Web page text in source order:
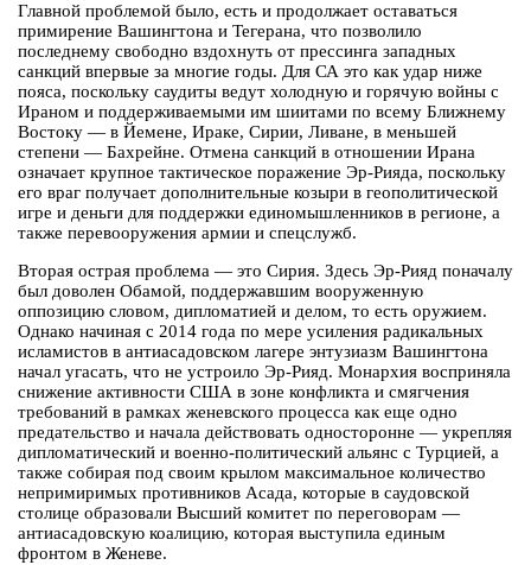
Главной проблемой было, есть и продолжает оставаться
примирение Вашингтона и Тегерана, что позволило
последнему свободно вздохнуть от прессинга западных
санкций впервые за многие годы. Для СА это как удар ниже
пояса, поскольку саудиты ведут холодную и горячую войны с
Ираном и поддерживаемыми им шиитами по всему Ближнему
Востоку — в Йемене, Ираке, Сирии, Ливане, в меньшей
степени — Бахрейне. Отмена санкций в отношении Ирана
означает крупное тактическое поражение Эр-Рияда, поскольку
его враг получает дополнительные козыри в геополитической
игре и деньги для поддержки единомышленников в регионе, а
также перевооружения армии и спецслужб.
Вторая острая проблема — это Сирия. Здесь Эр-Рияд поначалу
был доволен Обамой, поддержавшим вооруженную
оппозицию словом, дипломатией и делом, то есть оружием.
Однако начиная с 2014 года по мере усиления радикальных
исламистов в антиасадовском лагере энтузиазм Вашингтона
начал угасать, что не устроило Эр-Рияд. Монархия восприняла
снижение активности США в зоне конфликта и смягчения
требований в рамках женевского процесса как еще одно
предательство и начала действовать односторонне — укрепляя
дипломатический и военно-политический альянс с Турцией, а
также собирая под своим крылом максимальное количество
непримиримых противников Асада, которые в саудовской
столице образовали Высший комитет по переговорам —
антиасадовскую коалицию, которая выступила единым
фронтом в Женеве.